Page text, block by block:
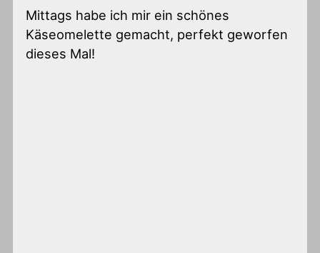
Mittags habe ich mir ein schönes
Käseomelette gemacht, perfekt geworfen
dieses Mal!